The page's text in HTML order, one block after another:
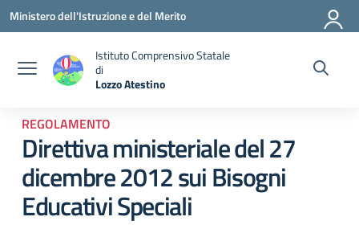
Vai ai contenuti
Vai al menu di navigazione
Vai al footer
Ministero dell'Istruzione e del Merito
Istituto Comprensivo Statale
di
Lozzo Atestino
REGOLAMENTO
Direttiva ministeriale del 27
dicembre 2012 sui Bisogni
Educativi Speciali